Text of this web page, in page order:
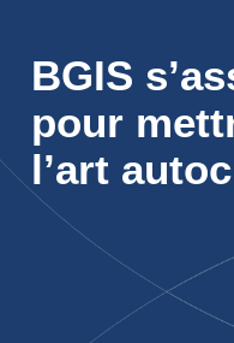
BGIS
pour
l’art